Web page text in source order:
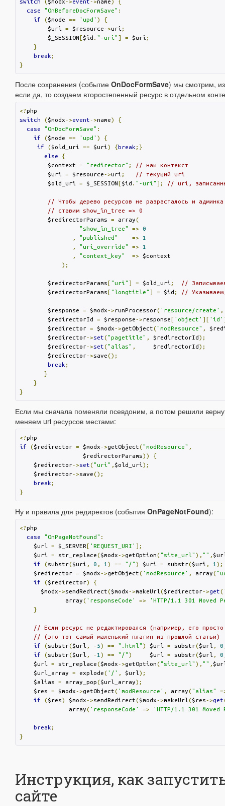
case
"OnBeforeDocFormSave" :
if
($mode == 'upd' )
{
        $uri
= $resource->uri ;
        $_SESSION
[ $id . "-uri" ] = $uri ;
}
break ;
}
После сохранения (событие OnDocFormSave) мы смотрим,
если да, то создаем второстепенный ресурс в отдельном
<?
switch
($modx->event->name)
{
case
"OnDocFormSave" :
if
($mode == 'upd' )
{
if
($old_uri == $uri ) {break ;}
else
{
        $context
= "redirector" ;
// наш контекст
        $uri
= $resource->uri ;
// текущий uri
        $old_uri
= $_SESSION[ $id . "-uri" ]; // uri,
// Чтобы дерево ресурсов не разрасталось и
// ставим show_in_tree => 0
        $redirectorParams
= array(
"show_in_tree"
=>
0
,
"published" =>
1
,
"uri_override" =>
1
,
"context_key" => $context
);
        $redirectorParams
[ "uri" ] = $old_uri ;
//
        $redirectorParams
[ "longtitle" ] = $id ; //
        $response
= $modx->runProcessor( 'resource/create' ,
        $redirectorId
= $response->response[ 'object' ][ 'id'
        $redirector
= $modx->getObject("modResource" ,
        $redirector
->set("pagetitle" , $redirectorId);
        $redirector
->set("alias" ,
     $redirectorId
);
        $redirector
->save();
break ;
}
}
}
Если мы сначала поменяли псевдоним, а потом решили
меняем uri ресурсов местами:
<?
if
($redirector = $modx->getObject("modResource" ,
                  $redirectorParams
))
{
    $redirector
->set("uri" , $old_uri );
    $redirector
->save();
break ;
}
Ну и правила для редиректов (события OnPageNotFound):
<?php
case
"OnPageNotFound" :
    $url
= $_SERVER[ 'REQUEST_URI' ];
    $uri
= str_replace($modx->getOption("site_url" ), "" ,
if
(substr($uri , 0 , 1 ) == "/" ) $uri = substr($uri , 1 );
    $redirector
= $modx->getObject( 'modResource' , array(
if
($redirector)
{
      $modx
->sendRedirect($modx->makeUrl ($redirector->get(
             array
( 'responseCode' =>
'HTTP/1.1 301 Moved
}
// Если ресурс не редактировался (например, его
// (это тот самый маленький плагин из прошлой статьи)
if
(substr($url , - 5) == ".html" ) $url = substr($url , 0
if
(substr($url , - 1 ) == "/" )
     $url
= substr($url , 0
    $url
= str_replace($modx->getOption("site_url" ), "" ,
    $url_array
= explode( '/' , $url );
    $alias
= array_pop($url_array);
    $res
= $modx->getObject( 'modResource' , array("alias"
if
($res) $modx->sendRedirect($modx->makeUrl ($res->get
              array
( 'responseCode' => 'HTTP/1.1 301 Moved
break ;
}
Инструкция, как
сайте